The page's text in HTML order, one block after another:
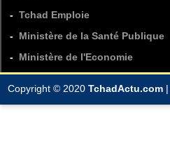
- Tchad Emploie
- Ministère de la Santé Publique
- Ministère de l'Economie
Copyright © 2020 TchadActu.com |